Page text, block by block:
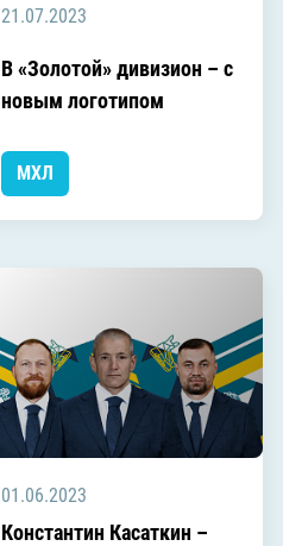
21.07.2023
В «Золотой» дивизион – с
новым логотипом
МХЛ
01.06.2023
Константин Касаткин –